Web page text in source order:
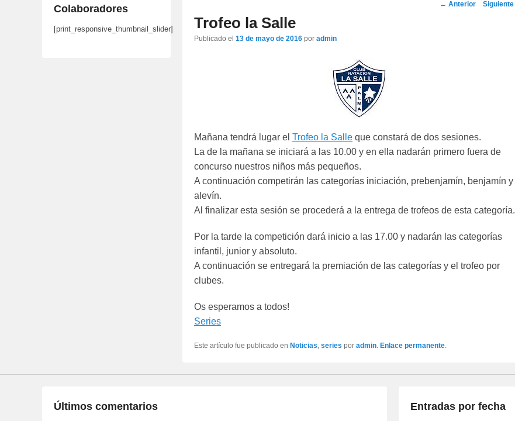
Navegación
← Anterior Siguiente
Trofeo la Salle
Publicado el 13 de mayo de 2016 por admin
Mañana tendrá lugar el Trofeo la Salle que constará de dos sesiones.
La de la mañana se iniciará a las 10.00 y en ella nadarán primero fuera de
concurso nuestros niños más pequeños.
A continuación competirán las categorías iniciación, prebenjamín, benjamín y
alevín.
Al finalizar esta sesión se procederá a la entrega de trofeos de esta categoría.
Por la tarde la competición dará inicio a las 17.00 y nadarán las categorías
infantil, junior y absoluto.
A continuación se entregará la premiación de las categorías y el trofeo por
clubes.
Os esperamos a todos!
Series
Este artículo fue publicado en Noticias, series por admin. Enlace permanente.
Colaboradores
[print_responsive_thumbnail_slider]
Últimos comentarios Entradas por fecha